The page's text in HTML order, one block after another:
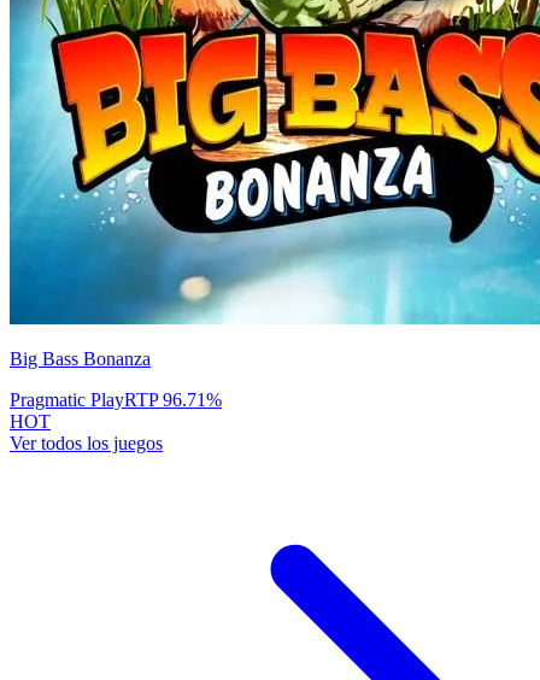
Big Bass Bonanza
Pragmatic PlayRTP96.71%
HOT
Ver todos los juegos